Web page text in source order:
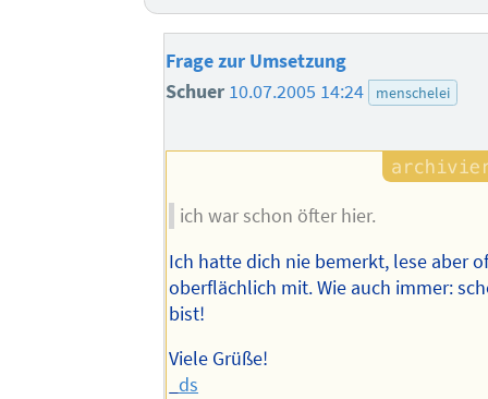
Frage zur Umsetzung
Schuer 10.07.2005 14:24 menschelei
ich war schon öfter hier.
Ich hatte dich nie bemerkt, lese aber
oberflächlich mit. Wie auch immer:
bist!
Viele Grüße!
_ds